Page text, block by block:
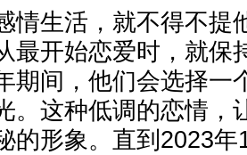
情生活，就不得不提
最开始恋爱时，就保
期间，他们会选择一
。这种低调的恋情，
的形象。直到2023